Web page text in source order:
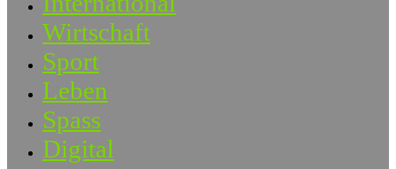
Wirtschaft
Sport
Leben
Spass
Digital